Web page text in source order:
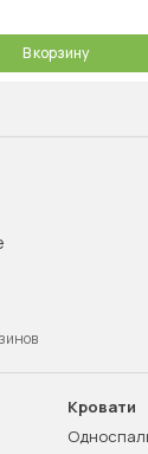
В корзину
Кровати